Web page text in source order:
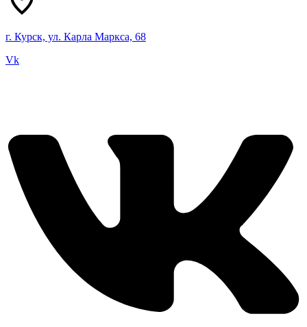
г. Курск, ул. Карла Маркса, 68
Vk